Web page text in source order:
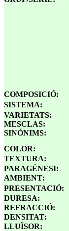
COMPOSICIÓ:
SISTEMA:
VARIETATS:
MESCLAS:
SINÓNIMS:
COLOR:
TEXTURA:
PARAGÉNESI:
AMBIENT:
PRESENTACIÓ:
DURESA:
REFRACCIÓ:
DENSITAT:
LLUÏSOR: